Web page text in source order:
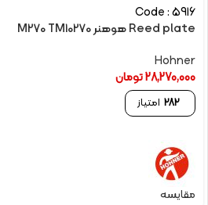
Code : 5916
Reed plate هوهنر M270 TM10270
Hohner
28,270,000تومان
282 امتیاز
مقایسه